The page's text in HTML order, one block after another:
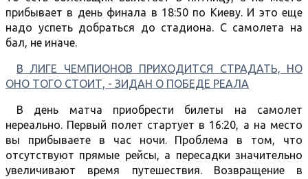
прибывает в день финала в 18:50 по Киеву. И это еще
надо успеть добраться до стадиона. С самолета на
бал, не иначе.
В ЛИГЕ ЧЕМПИОНОВ ПРИХОДИТСЯ СТРАДАТЬ, НО
ОНО ТОГО СТОИТ, - ЗИДАН О ПОБЕДЕ РЕАЛА
В день матча приобрести билеты на самолет
нереально. Первый полет стартует в 16:20, а на место
вы прибываете в час ночи. Проблема в том, что
отсутствуют прямые рейсы, а пересадки значительно
увеличивают время путешествия. Возвращение в